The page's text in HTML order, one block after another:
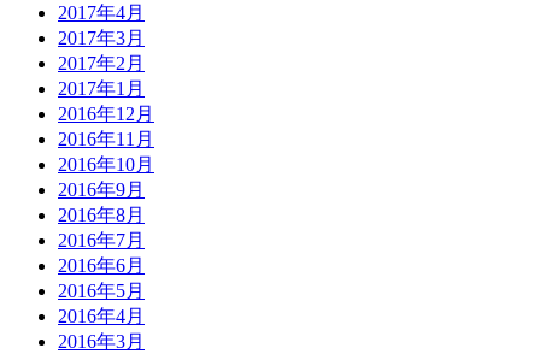
2017年4月
2017年3月
2017年2月
2017年1月
2016年12月
2016年11月
2016年10月
2016年9月
2016年8月
2016年7月
2016年6月
2016年5月
2016年4月
2016年3月